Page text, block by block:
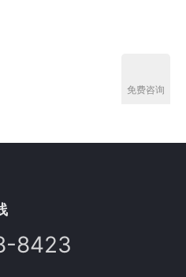
8423
免费咨询